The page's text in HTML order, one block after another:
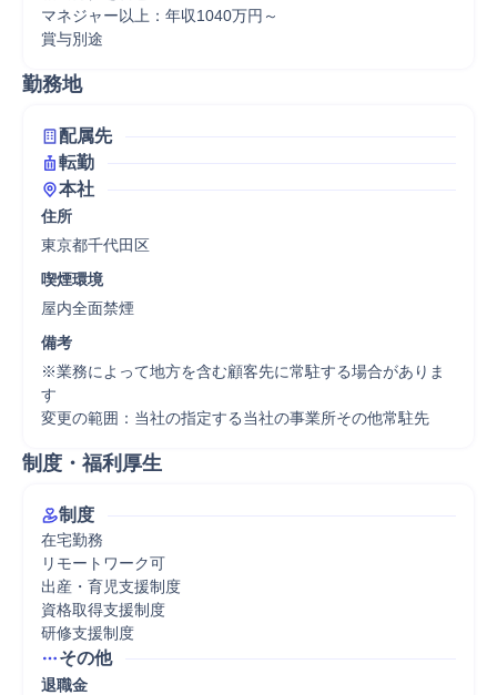
マネジャー以上：年収1040万円～
賞与別途
勤務地
配属先
転勤
本社
住所
東京都千代田区
喫煙環境
屋内全面禁煙
備考
※業務によって地方を含む顧客先に常駐する場合がありま
す
変更の範囲：当社の指定する当社の事業所その他常駐先
制度・福利厚生
制度
在宅勤務
リモートワーク可
出産・育児支援制度
資格取得支援制度
研修支援制度
その他
退職金